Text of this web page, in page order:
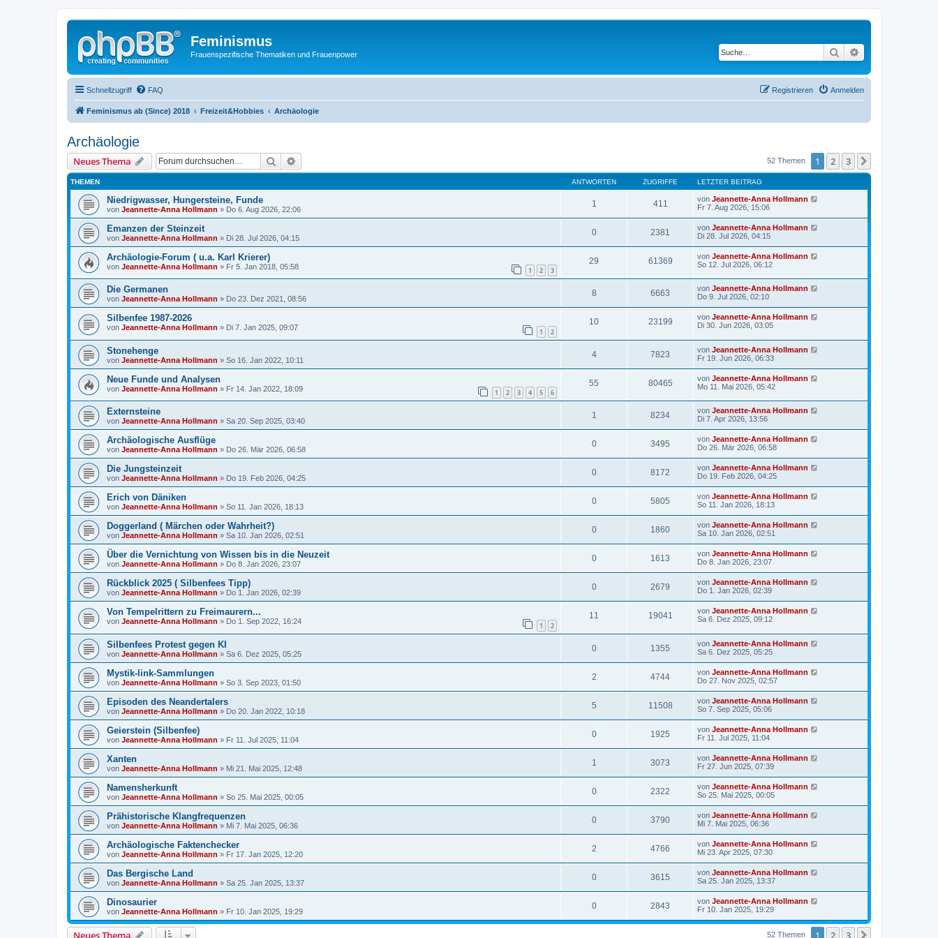
Feminismus
Frauenspezifische Thematiken und Frauenpower Suche
Schnellzugriff FAQ Anmelden
Registrieren
Feminismus ab (Since) 2018 Freizeit&Hobbies Archäologie
Archäologie
Neues Thema Suche 52 Themen 1 2 3
THEMEN ANTWORTEN ZUGRIFFE LETZTER BEITRAG
Niedrigwasser, Hungersteine, Funde
von Jeannette-Anna Hollmann » Do 6. Aug 2026, 22:06
1 411 von Jeannette-Anna Hollmann
Fr 7. Aug 2026, 15:06
Emanzen der Steinzeit
von Jeannette-Anna Hollmann » Di 28. Jul 2026, 04:15
0 2381 von Jeannette-Anna Hollmann
Di 28. Jul 2026, 04:15
Archäologie-Forum ( u.a. Karl Krierer)
von Jeannette-Anna Hollmann » Fr 5. Jan 2018, 05:58 1 2 3
29 61369 von Jeannette-Anna Hollmann
So 12. Jul 2026, 06:12
Die Germanen
von Jeannette-Anna Hollmann » Do 23. Dez 2021, 08:56
8 6663 von Jeannette-Anna Hollmann
Do 9. Jul 2026, 02:10
Silbenfee 1987-2026
von Jeannette-Anna Hollmann » Di 7. Jan 2025, 09:07 1 2
10 23199 von Jeannette-Anna Hollmann
Di 30. Jun 2026, 03:05
Stonehenge
von Jeannette-Anna Hollmann » So 16. Jan 2022, 10:11
4 7823 von Jeannette-Anna Hollmann
Fr 19. Jun 2026, 06:33
Neue Funde und Analysen
von Jeannette-Anna Hollmann » Fr 14. Jan 2022, 18:09 1 2 3 4 5 6
55 80465 von Jeannette-Anna Hollmann
Mo 11. Mai 2026, 05:42
Externsteine
von Jeannette-Anna Hollmann » Sa 20. Sep 2025, 03:40
1 8234 von Jeannette-Anna Hollmann
Di 7. Apr 2026, 13:56
Archäologische Ausflüge
von Jeannette-Anna Hollmann » Do 26. Mär 2026, 06:58
0 3495 von Jeannette-Anna Hollmann
Do 26. Mär 2026, 06:58
Die Jungsteinzeit
von Jeannette-Anna Hollmann » Do 19. Feb 2026, 04:25
0 8172 von Jeannette-Anna Hollmann
Do 19. Feb 2026, 04:25
Erich von Däniken
von Jeannette-Anna Hollmann » So 11. Jan 2026, 18:13
0 5805 von Jeannette-Anna Hollmann
So 11. Jan 2026, 18:13
Doggerland ( Märchen oder Wahrheit?)
von Jeannette-Anna Hollmann » Sa 10. Jan 2026, 02:51
0 1860 von Jeannette-Anna Hollmann
Sa 10. Jan 2026, 02:51
Über die Vernichtung von Wissen bis in die Neuzeit
von Jeannette-Anna Hollmann » Do 8. Jan 2026, 23:07
0 1613 von Jeannette-Anna Hollmann
Do 8. Jan 2026, 23:07
Rückblick 2025 ( Silbenfees Tipp)
von Jeannette-Anna Hollmann » Do 1. Jan 2026, 02:39
0 2679 von Jeannette-Anna Hollmann
Do 1. Jan 2026, 02:39
Von Tempelrittern zu Freimaurern...
von Jeannette-Anna Hollmann » Do 1. Sep 2022, 16:24 1 2
11 19041 von Jeannette-Anna Hollmann
Sa 6. Dez 2025, 09:12
Silbenfees Protest gegen KI
von Jeannette-Anna Hollmann » Sa 6. Dez 2025, 05:25
0 1355 von Jeannette-Anna Hollmann
Sa 6. Dez 2025, 05:25
Mystik-link-Sammlungen
von Jeannette-Anna Hollmann » So 3. Sep 2023, 01:50
2 4744 von Jeannette-Anna Hollmann
Do 27. Nov 2025, 02:57
Episoden des Neandertalers
von Jeannette-Anna Hollmann » Do 20. Jan 2022, 10:18
5 11508 von Jeannette-Anna Hollmann
So 7. Sep 2025, 05:06
Geierstein (Silbenfee)
von Jeannette-Anna Hollmann » Fr 11. Jul 2025, 11:04
0 1925 von Jeannette-Anna Hollmann
Fr 11. Jul 2025, 11:04
Xanten
von Jeannette-Anna Hollmann » Mi 21. Mai 2025, 12:48
1 3073 von Jeannette-Anna Hollmann
Fr 27. Jun 2025, 07:39
Namensherkunft
von Jeannette-Anna Hollmann » So 25. Mai 2025, 00:05
0 2322 von Jeannette-Anna Hollmann
So 25. Mai 2025, 00:05
Prähistorische Klangfrequenzen
von Jeannette-Anna Hollmann » Mi 7. Mai 2025, 06:36
0 3790 von Jeannette-Anna Hollmann
Mi 7. Mai 2025, 06:36
Archäologische Faktenchecker
von Jeannette-Anna Hollmann » Fr 17. Jan 2025, 12:20
2 4766 von Jeannette-Anna Hollmann
Mi 23. Apr 2025, 07:30
Das Bergische Land
von Jeannette-Anna Hollmann » Sa 25. Jan 2025, 13:37
0 3615 von Jeannette-Anna Hollmann
Sa 25. Jan 2025, 13:37
Dinosaurier
von Jeannette-Anna Hollmann » Fr 10. Jan 2025, 19:29
0 2843 von Jeannette-Anna Hollmann
Fr 10. Jan 2025, 19:29
Neues Thema 52 Themen 1 2 3